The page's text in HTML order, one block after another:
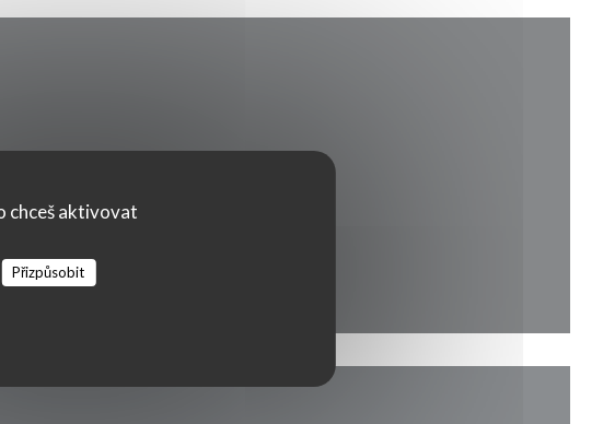
chceš aktivovat
Přizpůsobit
((otevře se v novém okně))